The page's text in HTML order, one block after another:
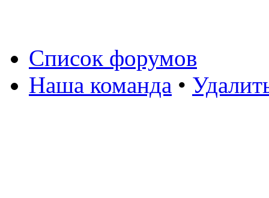
Список форумов
Наша команда •